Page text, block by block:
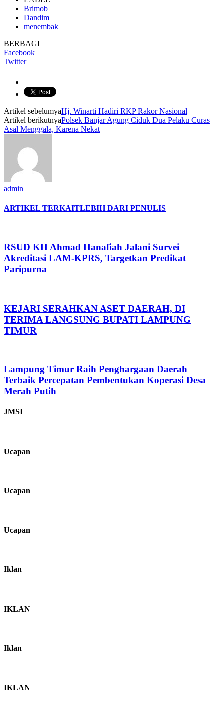
Brimob
Dandim
menembak
BERBAGI
Facebook
Twitter
Artikel sebelumyaHj. Winarti Hadiri RKP Rakor Nasional
Artikel berikutnyaPolsek Banjar Agung Ciduk Dua Pelaku Curas
Asal Menggala, Karena Nekat
admin
ARTIKEL TERKAITLEBIH DARI PENULIS
RSUD KH Ahmad Hanafiah Jalani Survei
Akreditasi LAM-KPRS, Targetkan Predikat
Paripurna
KEJARI SERAHKAN ASET DAERAH, DI
TERIMA LANGSUNG BUPATI LAMPUNG
TIMUR
Lampung Timur Raih Penghargaan Daerah
Terbaik Percepatan Pembentukan Koperasi Desa
Merah Putih
JMSI
Ucapan
Ucapan
Ucapan
Iklan
IKLAN
Iklan
IKLAN